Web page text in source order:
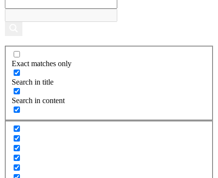
Exact matches only
Search in title
Search in content